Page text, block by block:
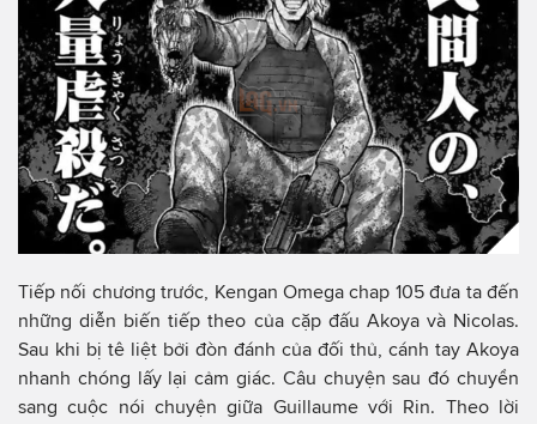
Tiếp nối chương trước, Kengan Omega chap 105 đưa ta đến
những diễn biến tiếp theo của cặp đấu Akoya và Nicolas.
Sau khi bị tê liệt bởi đòn đánh của đối thủ, cánh tay Akoya
nhanh chóng lấy lại cảm giác. Câu chuyện sau đó chuyển
sang cuộc nói chuyện giữa Guillaume với Rin. Theo lời